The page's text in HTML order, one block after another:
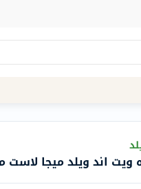
ويت اند ويلد ميجا